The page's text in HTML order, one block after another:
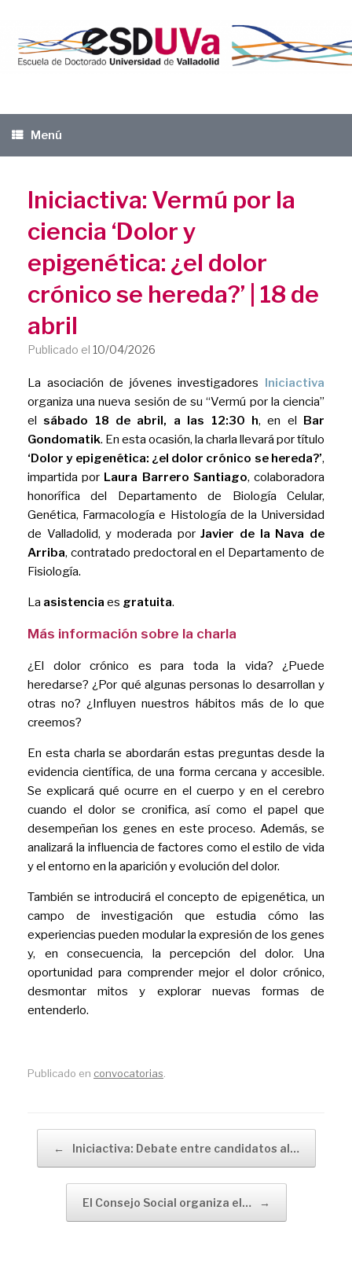
contenido
Menú
Iniciactiva: Vermú por la
ciencia ‘Dolor y
epigenética: ¿el dolor
crónico se hereda?’ | 18 de
abril
Publicado el 10/04/2026
La asociación de jóvenes investigadores Iniciactiva
organiza una nueva sesión de su “Vermú por la ciencia”
el sábado 18 de abril, a las 12:30 h, en el Bar
Gondomatik. En esta ocasión, la charla llevará por título
‘Dolor y epigenética: ¿el dolor crónico se hereda?’,
impartida por Laura Barrero Santiago, colaboradora
honorífica del Departamento de Biología Celular,
Genética, Farmacología e Histología de la Universidad
de Valladolid, y moderada porJavier de la Nava de
Arriba, contratado predoctoral en el Departamento de
Fisiología.
La asistencia es gratuita.
Más información sobre la charla
¿El dolor crónico es para toda la vida? ¿Puede
heredarse? ¿Por qué algunas personas lo desarrollan y
otras no? ¿Influyen nuestros hábitos más de lo que
creemos?
En esta charla se abordarán estas preguntas desde la
evidencia científica, de una forma cercana y accesible.
Se explicará qué ocurre en el cuerpo y en el cerebro
cuando el dolor se cronifica, así como el papel que
desempeñan los genes en este proceso. Además, se
analizará la influencia de factores como el estilo de vida
y el entorno en la aparición y evolución del dolor.
También se introducirá el concepto de epigenética, un
campo de investigación que estudia cómo las
experiencias pueden modular la expresión de los genes
y, en consecuencia, la percepción del dolor. Una
oportunidad para comprender mejor el dolor crónico,
desmontar mitos y explorar nuevas formas de
entenderlo.
Publicado en convocatorias
← Iniciactiva: Debate entre candidatos al…
El Consejo Social organiza el… →